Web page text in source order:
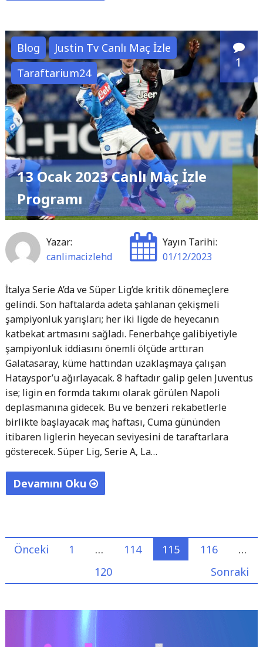
Canlı
Maç
İzle
Programı
24-
25
Ocak
2023"
Blog
Justin Tv Canlı Maç İzle
Taraftarium24
1
13 Ocak 2023 Canlı Maç İzle
Programı
Yazar:
canlimacizlehd
Yayın Tarihi:
01/12/2023
İtalya Serie A’da ve Süper Lig’de kritik dönemeçlere
gelindi. Son haftalarda adeta şahlanan çekişmeli
şampiyonluk yarışları; her iki ligde de heyecanın
katbekat artmasını sağladı. Fenerbahçe galibiyetiyle
şampiyonluk iddiasını önemli ölçüde arttıran
Galatasaray, küme hattından uzaklaşmaya çalışan
Hatayspor’u ağırlayacak. 8 haftadır galip gelen Juventus
ise; ligin en formda takımı olarak görülen Napoli
deplasmanına gidecek. Bu ve benzeri rekabetlerle
birlikte başlayacak maç haftası, Cuma gününden
itibaren liglerin heyecan seviyesini de taraftarlara
gösterecek. Süper Lig, Serie A, La…
Devamını Oku
2023
Canlı
İzle
Yazı
sayfalandırması
Önceki 1 … 114 115 116
…
120
Sonraki